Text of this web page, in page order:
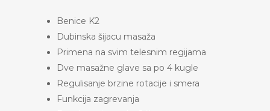
Benice K2
Dubinska šijacu masaža
Primena na svim telesnim regijama
Dve masažne glave sa po 4 kugle
Regulisanje brzine rotacije i smera
Funkcija zagrevanja